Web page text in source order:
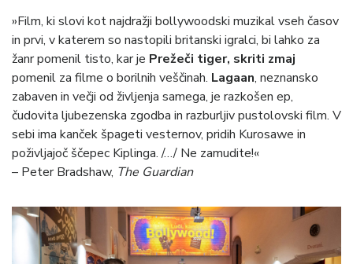
»Film, ki slovi kot najdražji bollywoodski muzikal vseh časov
in prvi, v katerem so nastopili britanski igralci, bi lahko za
žanr pomenil tisto, kar je Prežeči tiger, skriti zmaj
pomenil za filme o borilnih veščinah. Lagaan, neznansko
zabaven in večji od življenja samega, je razkošen ep,
čudovita ljubezenska zgodba in razburljiv pustolovski film. V
sebi ima kanček špageti vesternov, pridih Kurosawe in
poživljajoč ščepec Kiplinga. /…/ Ne zamudite!«
– Peter Bradshaw, The Guardian